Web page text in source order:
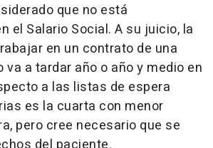
que no está
el Salario Social. A su juicio, la
en un contrato de una
va a tardar año o año y medio en
a las listas de espera
es la cuarta con menor
pero cree necesario que se